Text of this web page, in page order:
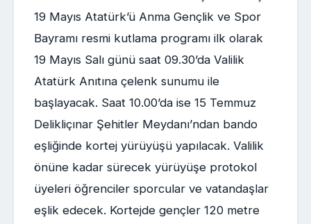
19 Mayıs Atatürk’ü Anma Gençlik ve Spor
Bayramı resmi kutlama programı ilk olarak
19 Mayıs Salı günü saat 09.30’da Valilik
Atatürk Anıtına çelenk sunumu ile
başlayacak. Saat 10.00’da ise 15 Temmuz
Delikliçınar Şehitler Meydanı’ndan bando
eşliğinde kortej yürüyüşü yapılacak. Valilik
önüne kadar sürecek yürüyüşe protokol
üyeleri öğrenciler sporcular ve vatandaşlar
eşlik edecek. Kortejde gençler 120 metre